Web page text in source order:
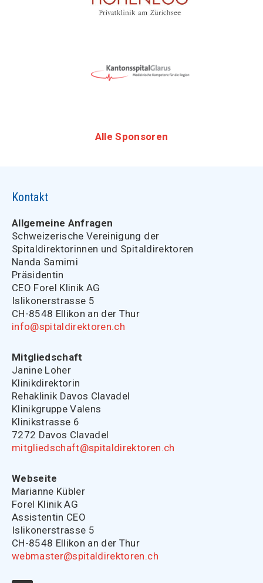
Alle Sponsoren
Kontakt
Allgemeine Anfragen
Schweizerische Vereinigung der
Spitaldirektorinnen und Spitaldirektoren
Nanda Samimi
Präsidentin
CEO Forel Klinik AG
Islikonerstrasse 5
CH-8548 Ellikon an der Thur
info@spitaldirektoren.ch
Mitgliedschaft
Janine Loher
Klinikdirektorin
Rehaklinik Davos Clavadel
Klinikgruppe Valens
Klinikstrasse 6
7272 Davos Clavadel
mitgliedschaft@spitaldirektoren.ch
Webseite
Marianne Kübler
Forel Klinik AG
Assistentin CEO
Islikonerstrasse 5
CH-8548 Ellikon an der Thur
webmaster@spitaldirektoren.ch